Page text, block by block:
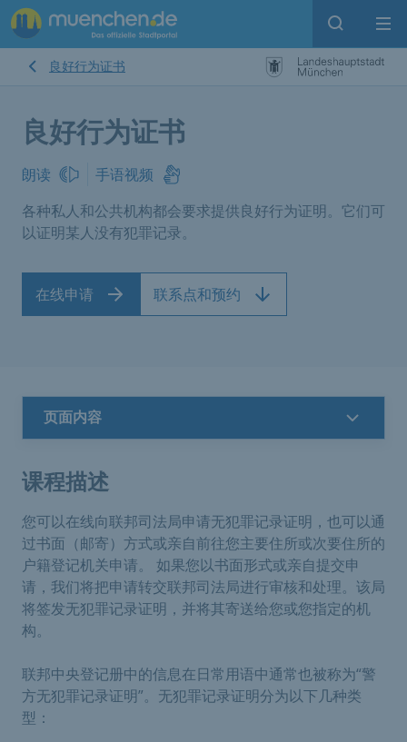
Open
良好行为证书
良好行为证书
朗读
手语视频
各种私人和公共机构都会要求提供良好行为证明。它们可
以证明某人没有犯罪记录。
在线申请 联系点和预约
页面内容
课程描述
您可以在线向联邦司法局申请无犯罪记录证明，也可以通
过书面（邮寄）方式或亲自前往您主要住所或次要住所的
户籍登记机关申请。 如果您以书面形式或亲自提交申
请，我们将把申请转交联邦司法局进行审核和处理。该局
将签发无犯罪记录证明，并将其寄送给您或您指定的机
构。
联邦中央登记册中的信息在日常用语中通常也被称为“警
方无犯罪记录证明”。无犯罪记录证明分为以下几种类
型：